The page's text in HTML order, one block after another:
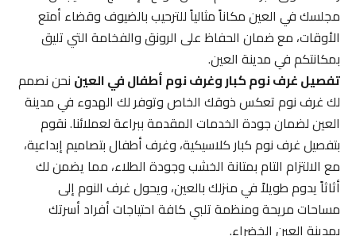
مجلسك في العين مكاناً مثالياً للترحيب بالضيوف وقضاء أمتع
الأوقات، مع ضمان الحفاظ على الرونق والفخامة التي تليق
بمكانتكم في مدينة العين.
تفصيل غرف نوم كبار وغرف نوم أطفال في العيننحن نصمم
لك غرف نوم تعكس ذوقك الخاص وتوفر لك الهدوء في مدينة
العين لضمان جودة الخدمات المقدمة ببراعة لعملائنا. نقوم
بتفصيل غرف نوم كبار كلاسيكية، وغرف أطفال بتصاميم إبداعية،
مع الالتزام التام بمتانة الخشب وجودة الطلاء، مما يضمن لك
أثاثاً يدوم طويلاً في منزلك بالعين، ويحول غرف النوم إلى
مساحات مريحة ومنظمة تلبي كافة احتياجات أفراد أسرتك
بمدينة العين الخضراء.